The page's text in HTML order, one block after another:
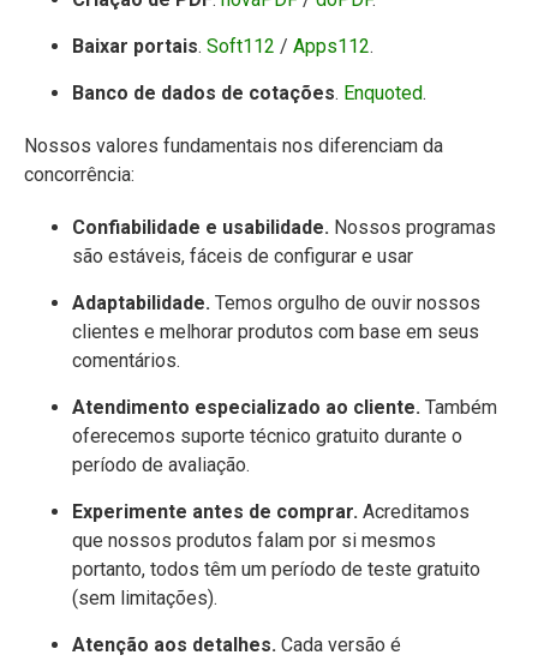
Baixar portais. Soft112 / Apps112.
Banco de dados de cotações. Enquoted.
Nossos valores fundamentais nos diferenciam da
concorrência:
Confiabilidade e usabilidade. Nossos programas
são estáveis, fáceis de configurar e usar
Adaptabilidade. Temos orgulho de ouvir nossos
clientes e melhorar produtos com base em seus
comentários.
Atendimento especializado ao cliente. Também
oferecemos suporte técnico gratuito durante o
período de avaliação.
Experimente antes de comprar. Acreditamos
que nossos produtos falam por si mesmos
portanto, todos têm um período de teste gratuito
(sem limitações).
Atenção aos detalhes. Cada versão é